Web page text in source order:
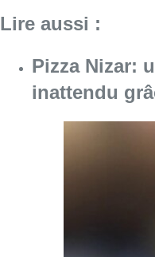
Lire aussi :
Pizza Nizar:
inattendu